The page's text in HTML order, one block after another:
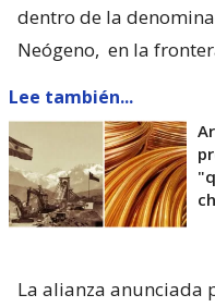
dentro de la
Neógeno, en la
Lee también...
La alianza anunciada